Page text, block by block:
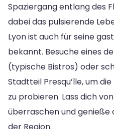
Spaziergang entlang des
dabei das pulsierende
Lyon ist auch für seine
bekannt. Besuche eines
(typische Bistros) oder
Stadtteil Presqu’île, um
zu probieren. Lass dich
überraschen und
der Region.